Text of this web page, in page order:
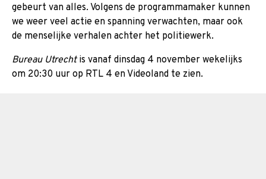
gebeurt van alles. Volgens de programmamaker kunnen
we weer veel actie en spanning verwachten, maar ook
de menselijke verhalen achter het politiewerk.
Bureau Utrechtis vanaf dinsdag 4 november wekelijks
om 20:30 uur op RTL 4 en Videoland te zien.